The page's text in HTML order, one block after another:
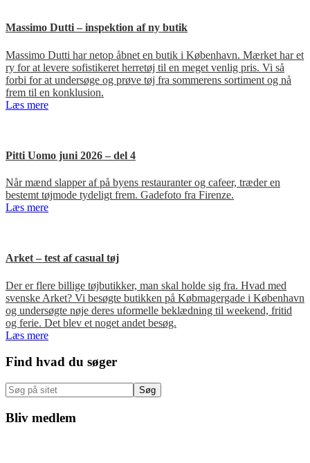
Massimo Dutti – inspektion af ny butik
Massimo Dutti har netop åbnet en butik i København. Mærket har et
ry for at levere sofistikeret herretøj til en meget venlig pris. Vi så
forbi for at undersøge og prøve tøj fra sommerens sortiment og nå
frem til en konklusion.
Læs mere
Pitti Uomo juni 2026 – del 4
Når mænd slapper af på byens restauranter og cafeer, træder en
bestemt tøjmode tydeligt frem. Gadefoto fra Firenze.
Læs mere
Arket – test af casual tøj
Der er flere billige tøjbutikker, man skal holde sig fra. Hvad med
svenske Arket? Vi besøgte butikken på Købmagergade i København
og undersøgte nøje deres uformelle beklædning til weekend, fritid
og ferie. Det blev et noget andet besøg.
Læs mere
Primær
Sidebar
Find hvad du søger
Søg
på
sitet
Bliv medlem